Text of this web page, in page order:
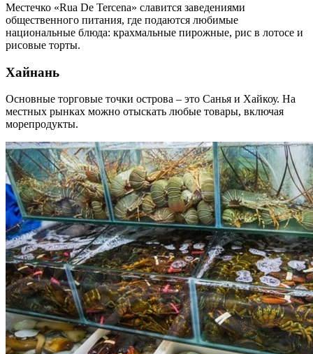
Местечко «Rua De Tercena» славится заведениями
общественного питания, где подаются любимые
национальные блюда: крахмальные пирожные, рис в лотосе и
рисовые торты.
Хайнань
Основные торговые точки острова – это Санья и Хайкоу. На
местных рынках можно отыскать любые товары, включая
морепродукты.